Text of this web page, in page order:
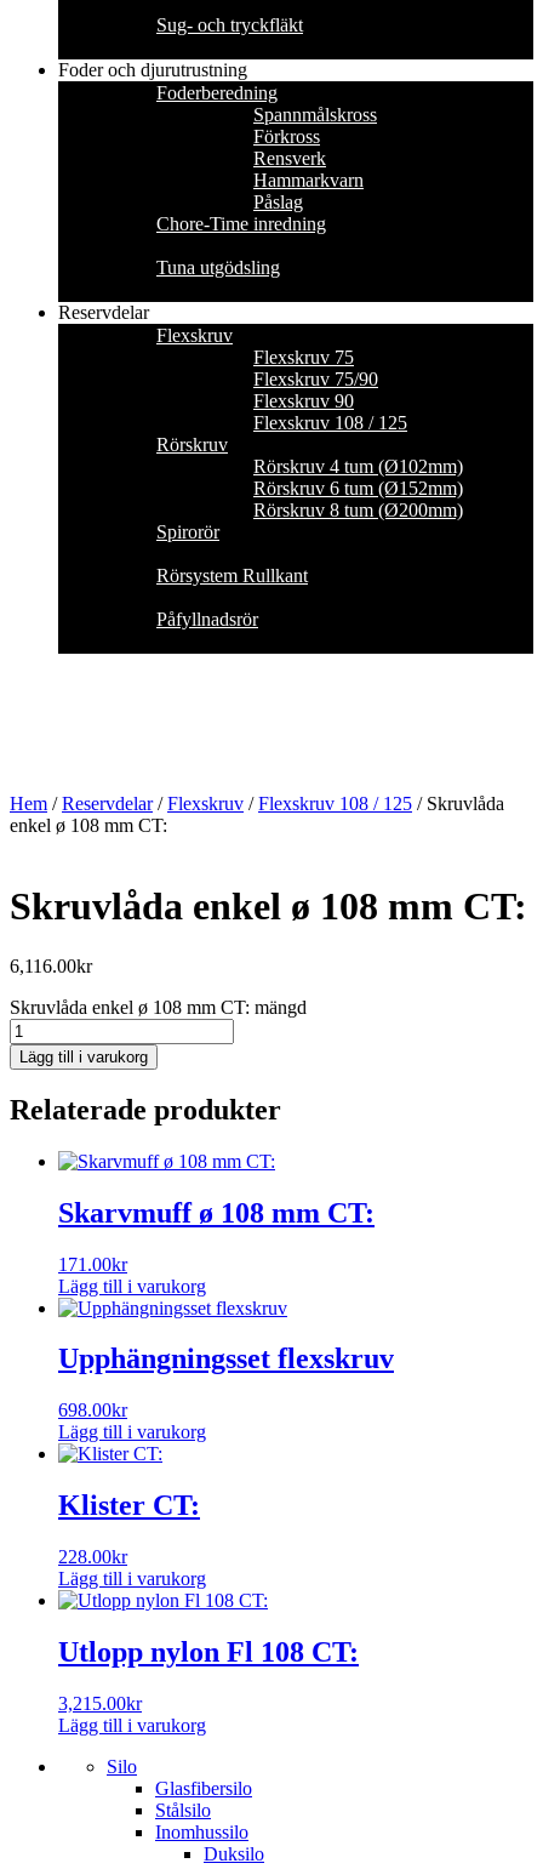
Sug- och tryckfläkt
Foder och djurutrustning
Foderberedning
Spannmålskross
Förkross
Rensverk
Hammarkvarn
Påslag
Chore-Time inredning
Tuna utgödsling
Reservdelar
Flexskruv
Flexskruv 75
Flexskruv 75/90
Flexskruv 90
Flexskruv 108 / 125
Rörskruv
Rörskruv 4 tum (Ø102mm)
Rörskruv 6 tum (Ø152mm)
Rörskruv 8 tum (Ø200mm)
Spirorör
Rörsystem Rullkant
Påfyllnadsrör
Hem /Reservdelar/Flexskruv /Flexskruv 108 / 125 / Skruvlåda
enkel ø 108 mm CT:
Skruvlåda enkel ø 108 mm CT:
6,116.00kr
Skruvlåda enkel ø 108 mm CT: mängd
Lägg till i varukorg
Relaterade produkter
Skarvmuff ø 108 mm CT:
171.00kr
Lägg till i varukorg
Upphängningsset flexskruv
698.00kr
Lägg till i varukorg
Klister CT:
228.00kr
Lägg till i varukorg
Utlopp nylon Fl 108 CT:
3,215.00kr
Lägg till i varukorg
Silo
Glasfibersilo
Stålsilo
Inomhussilo
Duksilo